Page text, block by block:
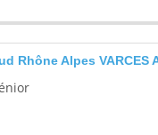
Rhône Alpes VARCES